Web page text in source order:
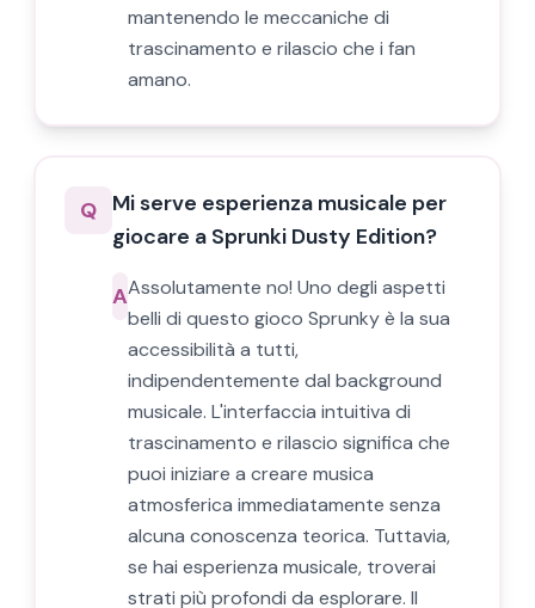
mantenendo le meccaniche di
trascinamento e rilascio che i fan
amano.
Q Mi serve esperienza musicale per
giocare a Sprunki Dusty Edition?
AAssolutamente no! Uno degli aspetti
belli di questo gioco Sprunky è la sua
accessibilità a tutti,
indipendentemente dal background
musicale. L'interfaccia intuitiva di
trascinamento e rilascio significa che
puoi iniziare a creare musica
atmosferica immediatamente senza
alcuna conoscenza teorica. Tuttavia,
se hai esperienza musicale, troverai
strati più profondi da esplorare. Il